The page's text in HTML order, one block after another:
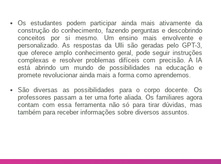
Os estudantes podem participar ainda mais ativamente da
construção do conhecimento, fazendo perguntas e descobrindo
conceitos por si mesmo. Um ensino mais envolvente e
personalizado. As respostas da Ulli são geradas pelo GPT-3,
que oferece amplo conhecimento geral, pode seguir instruções
complexas e resolver problemas difíceis com precisão. A IA
está abrindo um mundo de possibilidades na educação e
promete revolucionar ainda mais a forma como aprendemos.
São diversas as possibilidades para o corpo docente. Os
professores passam a ter uma forte aliada. Os familiares agora
contam com essa ferramenta não só para tirar dúvidas, mas
também para receber informações sobre diversos assuntos.